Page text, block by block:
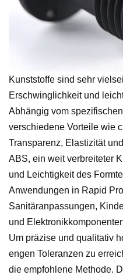
Kunststoffe sind sehr
Erschwinglichkeit und
Abhängig vom
verschiedene Vorteile wie
Transparenz, Elastizität
ABS, ein weit verbreiteter
und Leichtigkeit des
Anwendungen in Rapid
Sanitäranpassungen,
und
Um präzise und qualitativ
engen Toleranzen zu
die empfohlene Methode.